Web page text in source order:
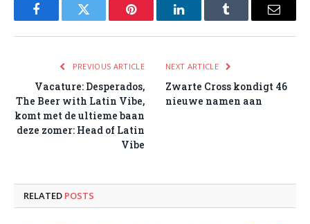
FacebookTwitter Pinterest LinkedInTumblr Email
PREVIOUS ARTICLE
Vacature: Desperados,
The Beer with Latin Vibe,
komt met de ultieme baan
deze zomer: Head of Latin
Vibe
NEXT ARTICLE
Zwarte Cross kondigt 46
nieuwe namen aan
RELATED POSTS